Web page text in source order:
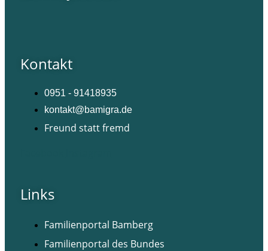
Kontakt
0951 - 91418935
kontakt@bamigra.de
Freund statt fremd
Links
Familienportal Bamberg
Familienportal des Bundes